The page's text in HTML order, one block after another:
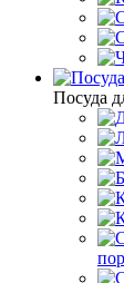
Посуда